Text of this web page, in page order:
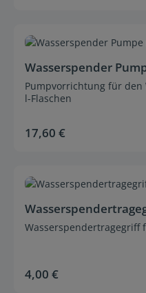
Durchschnittliche
Wasserspender
Pumpvorrichtung für den
l-Flaschen
Regulärer Preis:
17,60 €
Durchschnittliche
Wasserspendertragegriff
Regulärer Preis:
4,00 €